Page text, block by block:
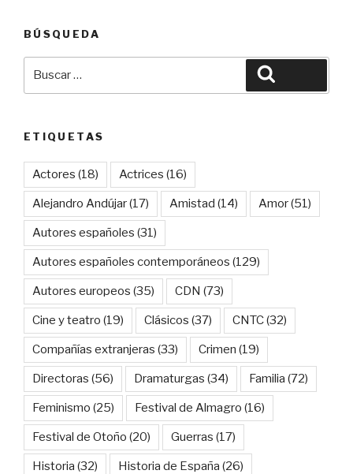
BÚSQUEDA
ETIQUETAS
Actores (18) Actrices (16)
Alejandro Andújar(17) Amistad (14) Amor(51)
Autores españoles (31)
Autores españoles contemporáneos (129)
Autores europeos (35) CDN (73)
Cine y teatro (19) Clásicos (37) CNTC(32)
Compañías extranjeras (33) Crimen (19)
Directoras (56) Dramaturgas (34) Familia (72)
Feminismo (25) Festival de Almagro (16)
Festival de Otoño (20) Guerras (17)
Historia (32) Historia de España (26)